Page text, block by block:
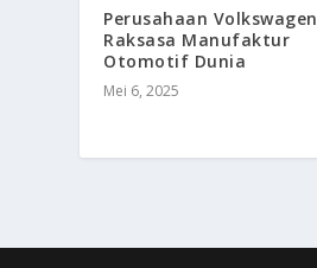
Perusahaan Volkswagen
Raksasa Manufaktur
Otomotif Dunia
Mei 6, 2025